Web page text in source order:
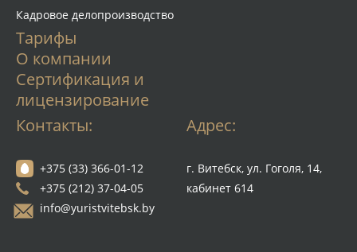
Кадровое делопроизводство
Контакты:
+375 (33) 366-01-12
+375 (212) 37-04-05
info@yuristvitebsk.by
Адрес:
г. Витебск, ул. Гоголя, 14,
кабинет 614
Тарифы
О компании
Сертификация и
лицензирование